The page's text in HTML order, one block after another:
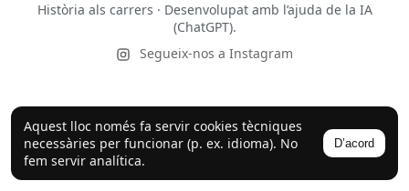
Aquest lloc només fa servir cookies tècniques
necessàries per funcionar (p. ex. idioma). No
fem servir analítica.
D’acord
Història als carrers · Desenvolupat amb l’ajuda de la IA
(ChatGPT).
Segueix-nos a Instagram